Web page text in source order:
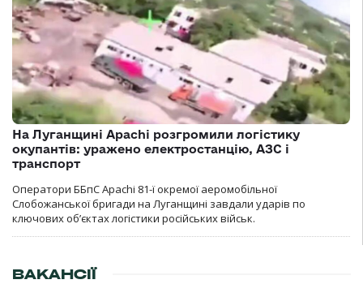
На Луганщині Apachi розгромили логістику
окупантів: уражено електростанцію, АЗС і
транспорт
Оператори ББпС Apachi 81-ї окремої аеромобільної
Слобожанської бригади на Луганщині завдали ударів по
ключових об’єктах логістики російських військ.
ВАКАНСІЇ